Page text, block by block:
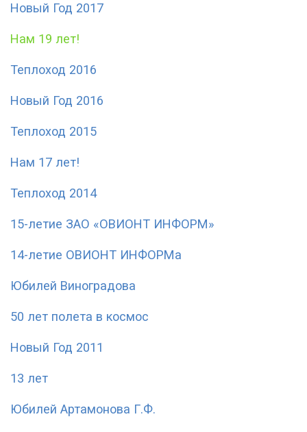
Новый Год 2017
Нам 19 лет!
Теплоход 2016
Новый Год 2016
Теплоход 2015
Нам 17 лет!
Теплоход 2014
15-летие ЗАО «ОВИОНТ ИНФОРМ»
14-летие ОВИОНТ ИНФОРМа
Юбилей Виноградова
50 лет полета в космос
Новый Год 2011
13 лет
Юбилей Артамонова Г.Ф.